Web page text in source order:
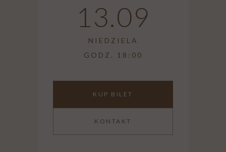
13.09
NIEDZIELA
GODZ. 18:00
KUP BILET
KONTAKT